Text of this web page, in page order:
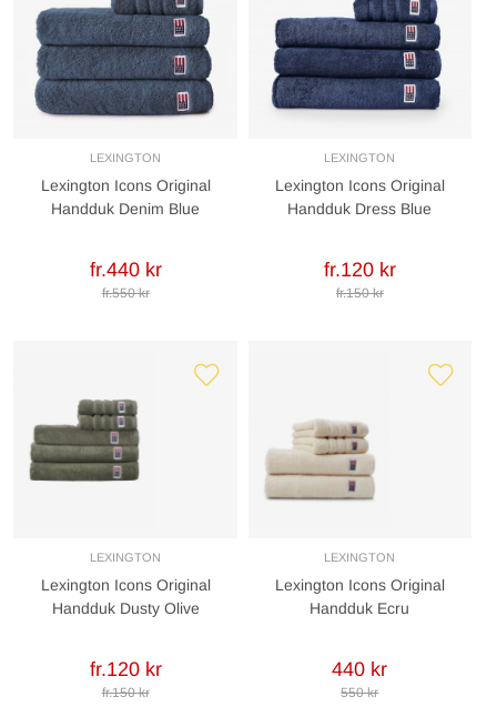
LEXINGTON
Lexington Icons Original
Handduk Denim Blue
fr.440 kr
fr.550 kr
LEXINGTON
Lexington Icons Original
Handduk Dress Blue
fr.120 kr
fr.150 kr
LEXINGTON
Lexington Icons Original
Handduk Dusty Olive
fr.120 kr
fr.150 kr
LEXINGTON
Lexington Icons Original
Handduk Ecru
440 kr
550 kr